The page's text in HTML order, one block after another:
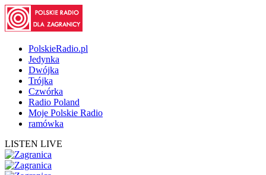
PolskieRadio.pl
Jedynka
Dwójka
Trójka
Czwórka
Radio Poland
Moje Polskie Radio
ramówka
LISTEN LIVE